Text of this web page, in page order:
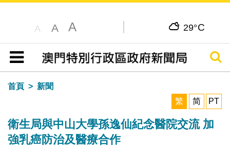
A A A 29°C
目錄
搜尋
首頁
新聞
繁
简 PT
衛生局與中山大學孫逸仙紀念醫院交流 加
強乳癌防治及醫療合作